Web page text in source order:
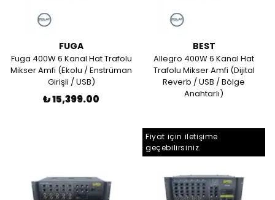
FUGA
Fuga 400W 6 Kanal Hat Trafolu
Mikser Amfi (Ekolu / Enstrüman
Girişli / USB)
₺ 15,399.00
BEST
Allegro 400W 6 Kanal Hat
Trafolu Mikser Amfi (Dijital
Reverb / USB / Bölge
Anahtarlı)
Fiyat için iletişime
geçebilirsiniz.